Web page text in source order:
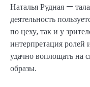
Наталья Рудная —
деятельность
по цеху, так и у
интерпретация ролей
удачно воплощать на
образы.